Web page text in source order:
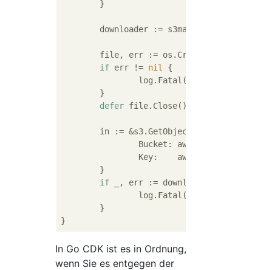
	file, err := os.Create(
if err != nil
{
defer file.Close()
		Bucket: aws.String(
		Key:    aws.String(
if _, err :=
In Go CDK ist es in Ordnung,
wenn Sie es entgegen der